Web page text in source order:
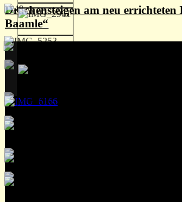
Drachensteigen am neu errichteten
Baamle“